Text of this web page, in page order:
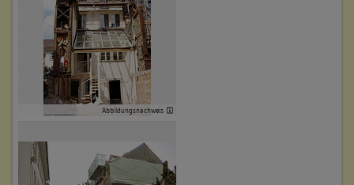
Abbildungsnachweis